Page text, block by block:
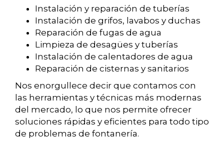
Instalación y reparación de tuberías
Instalación de grifos, lavabos y duchas
Reparación de fugas de agua
Limpieza de desagües y tuberías
Instalación de calentadores de agua
Reparación de cisternas y sanitarios
Nos enorgullece decir que contamos con
las herramientas y técnicas más modernas
del mercado, lo que nos permite ofrecer
soluciones rápidas y eficientes para todo tipo
de problemas de fontanería.